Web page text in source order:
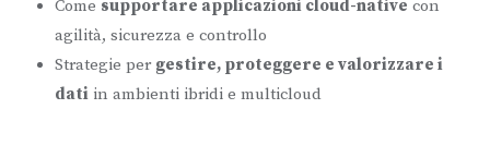
Come supportare applicazioni cloud-native con
agilità, sicurezza e controllo
Strategie per gestire, proteggere e valorizzare i
dati in ambienti ibridi e multicloud